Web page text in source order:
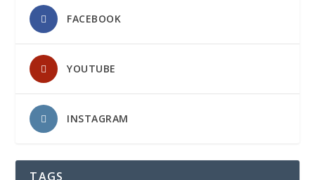
FACEBOOK
YOUTUBE
INSTAGRAM
TAGS